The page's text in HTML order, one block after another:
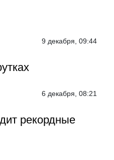
9 декабря, 09:44
6 декабря, 08:21
рекордные